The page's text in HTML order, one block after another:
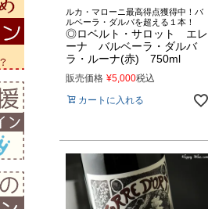
ルカ・マローニ最高得点獲得中！バ
ルベーラ・ダルバを超える１本！
◎ロベルト・サロット エレ
ーナ バルベーラ・ダルバ
ラ・ルーナ(赤) 750ml
販売価格 ¥5,000税込
カートに入れる